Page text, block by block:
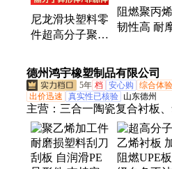
尼龙滑块塑料零
件超高分子聚乙
PE异形件耐磨
轴套定制
阻燃聚丙
韧性高 耐
诺橡塑
德州鸿宇橡塑制品有限公司
5年 档 安心购 综合体
出价迅速
真实性已核验 山东德州
主营： 三合一陶瓷复合衬板
分子量聚乙烯板、塑料刮刀
楼梯板5mm、聚乙烯煤仓衬
压延微晶板、微晶铸石板、